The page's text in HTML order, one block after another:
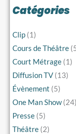
Catégories
Clip (1)
Cours de Théâtre
Court Métrage (1)
Diffusion TV (13)
Évènement (5)
One Man Show(24)
Presse (5)
Théâtre (2)